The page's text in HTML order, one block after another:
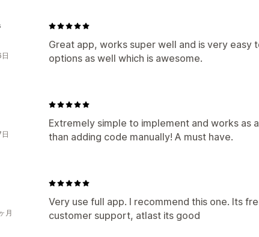
Great app, works super well and is very easy
options as well which is awesome.
Extremely simple to implement and works as
than adding code manually! A must have.
Very use full app. I recommend this one. Its
customer support, atlast its good
月